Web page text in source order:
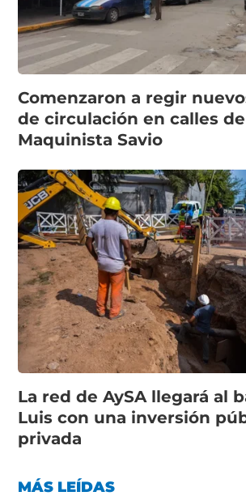
Comenzaron a regir
de circulación en calles de
Maquinista Savio
La red de AySA llegará al
Luis con una inversión
privada
MÁS LEÍDAS